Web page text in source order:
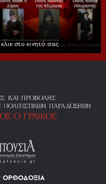
στο κινητό σας
ΟΡΘΟΔΟΞΙΑ